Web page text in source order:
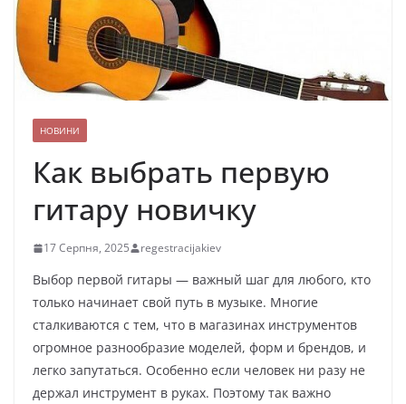
НОВИНИ
Как выбрать первую
гитару новичку
17 Серпня, 2025 regestracijakiev
Выбор первой гитары — важный шаг для любого, кто
только начинает свой путь в музыке. Многие
сталкиваются с тем, что в магазинах инструментов
огромное разнообразие моделей, форм и брендов, и
легко запутаться. Особенно если человек ни разу не
держал инструмент в руках. Поэтому так важно